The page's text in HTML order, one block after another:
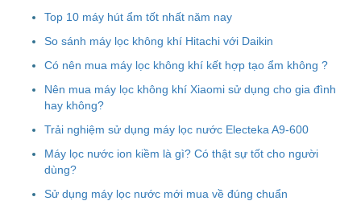
Top 10 máy hút ẩm tốt nhất năm nay
So sánh máy lọc không khí Hitachi với Daikin
Có nên mua máy lọc không khí kết hợp tạo ẩm không ?
Nên mua máy lọc không khí Xiaomi sử dụng cho gia đình
hay không?
Trải nghiệm sử dụng máy lọc nước Electeka A9-600
Máy lọc nước ion kiềm là gì? Có thật sự tốt cho người
dùng?
Sử dụng máy lọc nước mới mua về đúng chuẩn